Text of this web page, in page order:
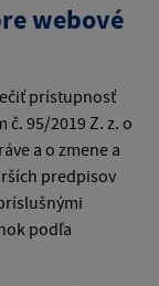
webové
prístupnosť
95/2019 Z. z. o
a o zmene a
predpisov
podľa